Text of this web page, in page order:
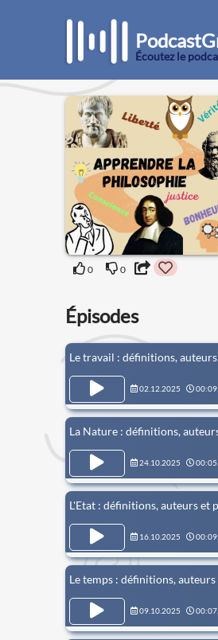
Écoutez le
0 0
Épisodes
Le travail : définitions,
02.12.2025
La Nature : définitions,
24.10.2025
L'Etat : définitions, auteurs et
16.10.2025
Le temps : définitions,
09.10.2025